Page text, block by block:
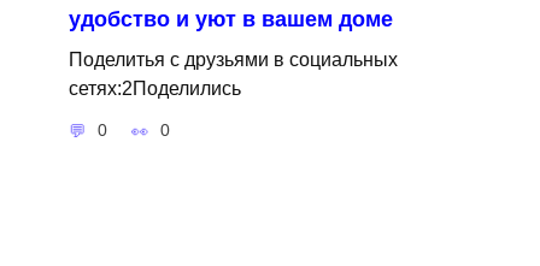
удобство и уют в вашем доме
Поделитья с друзьями в социальных
сетях:2Поделились
0 0